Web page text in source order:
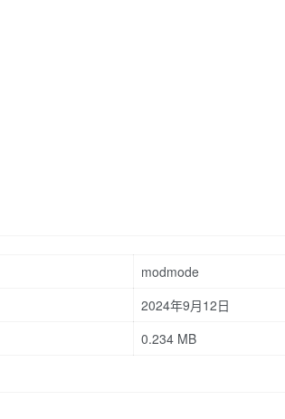
modmode
2024年9月12日
0.234 MB